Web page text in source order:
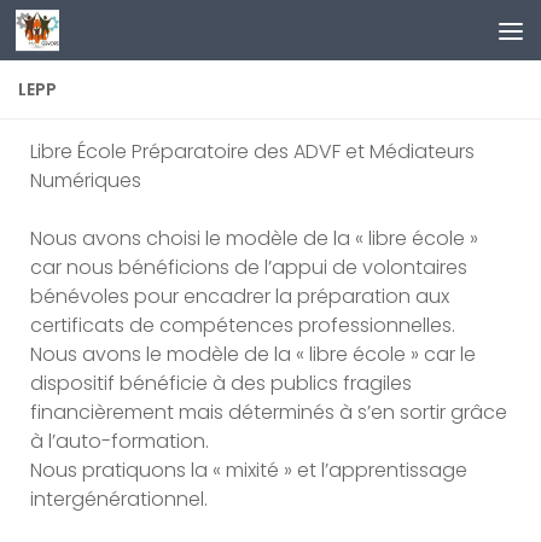
Skip to content
LEPP
Libre École Préparatoire des ADVF et Médiateurs
Numériques
Nous avons choisi le modèle de la « libre école »
car nous bénéficions de l’appui de volontaires
bénévoles pour encadrer la préparation aux
certificats de compétences professionnelles.
Nous avons le modèle de la « libre école » car le
dispositif bénéficie à des publics fragiles
financièrement mais déterminés à s’en sortir grâce
à l’auto-formation.
Nous pratiquons la « mixité » et l’apprentissage
intergénérationnel.